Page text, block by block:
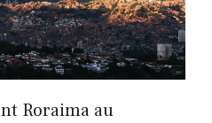
Roraima au